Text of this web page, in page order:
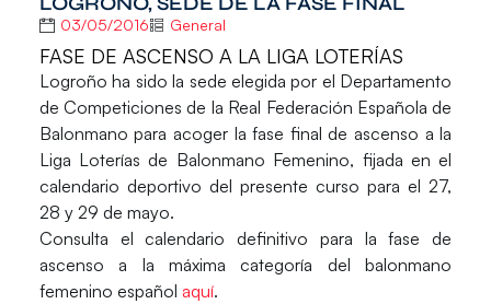
03/05/2016 General
FASE DE ASCENSO A LA LIGA LOTERÍAS
Logroño ha sido la sede elegida por el Departamento
de Competiciones de la Real Federación Española de
Balonmano para acoger lafase final de ascenso a la
Liga Loterías de Balonmano Femenino, fijada en el
calendario deportivo del presente curso para el 27,
28 y 29 de mayo.
Consulta el calendario definitivo para la fase de
ascenso a la máxima categoría del balonmano
femenino español aquí.